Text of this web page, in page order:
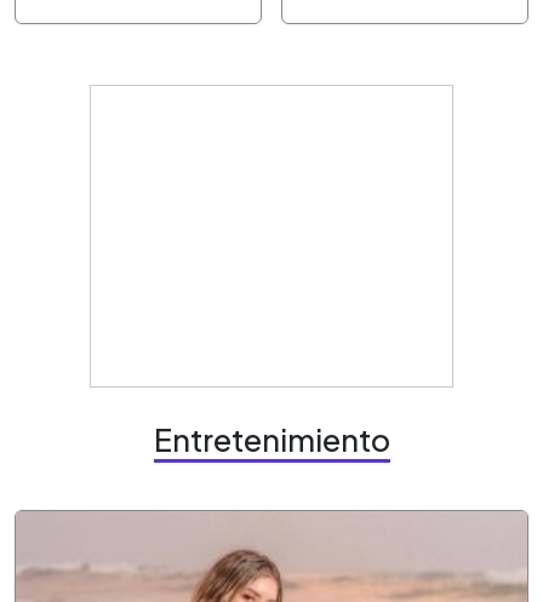
Entretenimiento